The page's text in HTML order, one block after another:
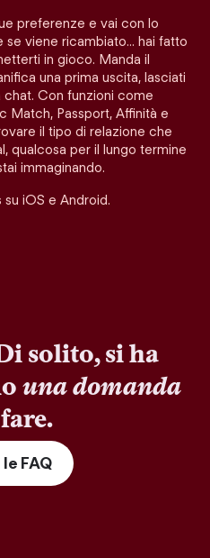
preferenze e vai con lo
se viene ricambiato… hai fatto
in gioco. Manda il
una prima uscita, lasciati
Con funzioni come
Match, Passport, Affinità e
il tipo di relazione che
qualcosa per il lungo termine
immaginando.
iOS e Android.
solito, si ha
una domanda
FAQ